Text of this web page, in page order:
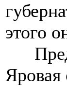
этого
Яровая